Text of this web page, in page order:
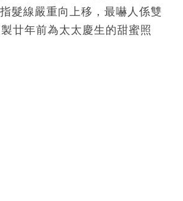
髮線嚴重向上移，最嚇人係雙
廿年前為太太慶生的甜蜜照